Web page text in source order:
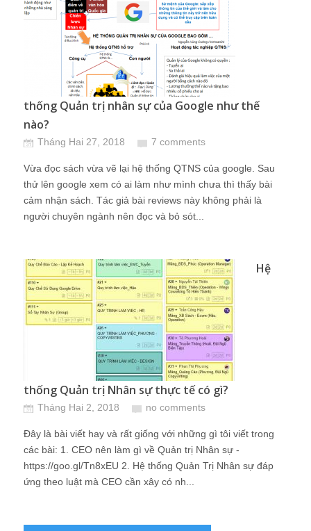
thống Quản trị nhân sự của Google như thế
nào?
Tháng Hai 27, 2018 7 comments
Vừa đọc sách vừa vẽ lại hệ thống QTNS của google. Sau
thử lên google xem có ai làm như mình chưa thì thấy bài
cảm nhận sách. Tác giả bài reviews này không phải là
người chuyên ngành nên đọc và bỏ sót...
Hệ
thống Quản trị Nhân sự thực tế có gì?
Tháng Hai 2, 2018 no comments
Đây là bài viết hay và rất giống với những gì tôi viết trong
các bài: 1. CEO nên làm gì về Quản trị Nhân sự -
https://goo.gl/Tn8xEU 2. Hệ thống Quản Trị Nhân sự đáp
ứng theo luật mà CEO cần xây có nh...